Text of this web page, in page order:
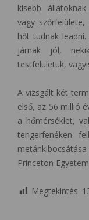
kisebb
vagy
hőt tudnak
járnak jól,
testfelületük,
A vizsgált két
első, az 56 millió
a hőmérséklet,
tengerfenéken
Princeton
Megtekintés: